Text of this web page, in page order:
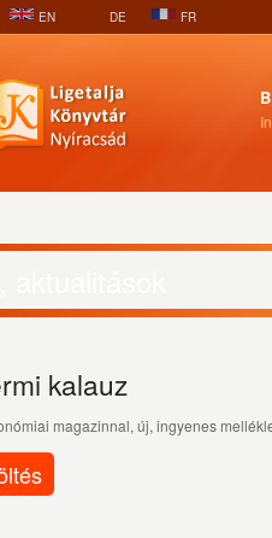
EN DE FR
kalauz
magazinnal, új, ingyenes